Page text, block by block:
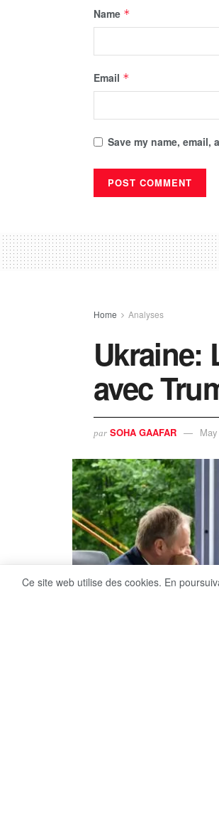
Name *
Email *
Save my name,
Home Analyses
Ukraine:
avec
par SOHA GAAFAR
Ce site web utilise des cookies. En